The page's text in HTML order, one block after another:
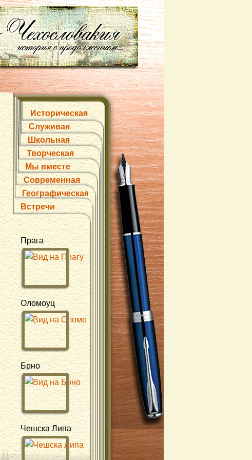
Историческая
Служивая
Школьная
Творческая
Мы вместе
Современная
Географическая
Встречи
Прага
Оломоуц
Брно
Чешска Липа